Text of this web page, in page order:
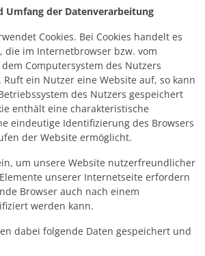
Umfang der Datenverarbeitung
Cookies. Bei Cookies handelt es
die im Internetbrowser bzw. vom
Computersystem des Nutzers
ein Nutzer eine Website auf, so kann
des Nutzers gespeichert
enthält eine charakteristische
eindeutige Identifizierung des Browsers
der Website ermöglicht.
um unsere Website nutzerfreundlicher
unserer Internetseite erfordern
Browser auch nach einem
werden kann.
dabei folgende Daten gespeichert und